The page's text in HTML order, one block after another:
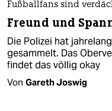
Fußballfans sind
Freund und
Die Polizei hat
gesammelt. Das
findet das völlig okay
Von Gareth Joswig